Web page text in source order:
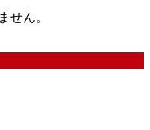
せん。